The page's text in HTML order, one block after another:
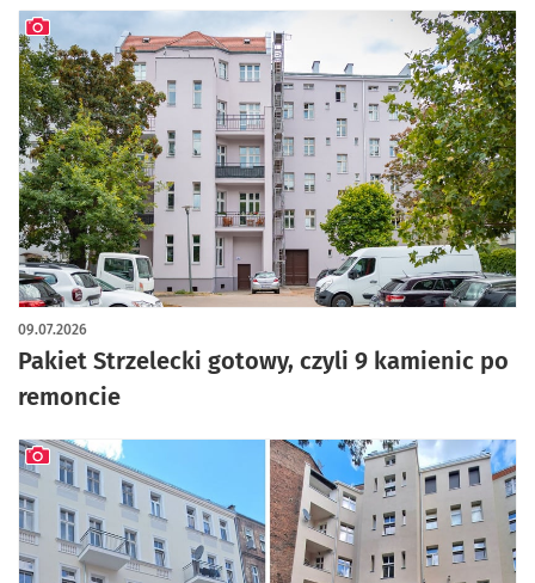
Pakiet Strzelecki gotowy, czyli 9 kamienic po
remoncie
09.07.2026
artykuł z galerią zdjęć